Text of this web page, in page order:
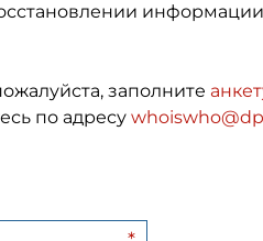
заполните
по адресу